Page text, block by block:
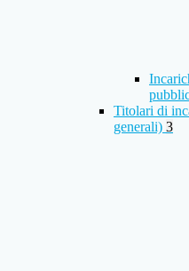
Titolari di
generali) 3